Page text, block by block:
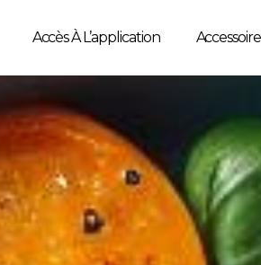
Accès À L’application Accessoires